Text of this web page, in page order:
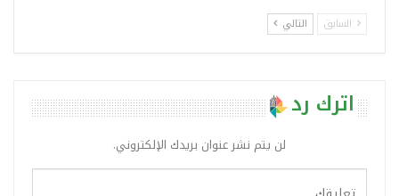
السابق التالي
اترك رد
لن يتم نشر عنوان بريدك الإلكتروني.